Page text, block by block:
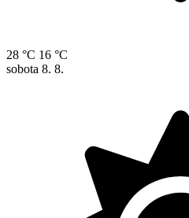
28 °C 16 °C
sobota 8. 8.